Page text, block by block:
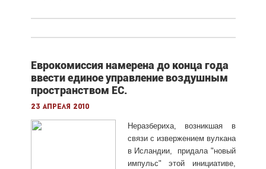
Еврокомиссия намерена до конца года
ввести единое управление воздушным
пространством ЕС.
23 апреля 2010
Неразбериха, возникшая в
связи с извержением вулкана
в Исландии, придала "новый
импульс" этой инициативе,